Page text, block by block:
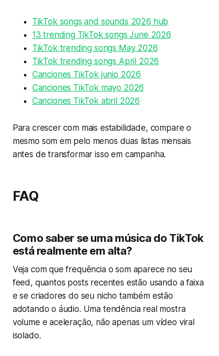
TikTok songs and sounds 2026 hub
13 trending TikTok songs June 2026
TikTok trending songs May 2026
TikTok trending songs April 2026
Canciones TikTok junio 2026
Canciones TikTok mayo 2026
Canciones TikTok abril 2026
Para crescer com mais estabilidade, compare o
mesmo som em pelo menos duas listas mensais
antes de transformar isso em campanha.
FAQ
Como saber se uma música do TikTok
está realmente em alta?
Veja com que frequência o som aparece no seu
feed, quantos posts recentes estão usando a faixa
e se criadores do seu nicho também estão
adotando o áudio. Uma tendência real mostra
volume e aceleração, não apenas um vídeo viral
isolado.